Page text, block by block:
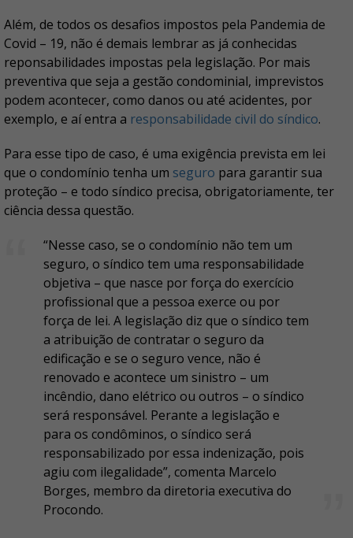
Além, de todos os desafios impostos pela Pandemia de
Covid – 19, não é demais lembrar as já conhecidas
reponsabilidades impostas pela legislação. Por mais
preventiva que seja a gestão condominial, imprevistos
podem acontecer, como danos ou até acidentes, por
exemplo, e aí entra a responsabilidade civil do síndico.
Para esse tipo de caso, é uma exigência prevista em lei
que o condomínio tenha um seguro para garantir sua
proteção – e todo síndico precisa, obrigatoriamente, ter
ciência dessa questão.
“Nesse caso, se o condomínio não tem um
seguro, o síndico tem uma responsabilidade
objetiva – que nasce por força do exercício
profissional que a pessoa exerce ou por
força de lei. A legislação diz que o síndico tem
a atribuição de contratar o seguro da
edificação e se o seguro vence, não é
renovado e acontece um sinistro – um
incêndio, dano elétrico ou outros – o síndico
será responsável. Perante a legislação e
para os condôminos, o síndico será
responsabilizado por essa indenização, pois
agiu com ilegalidade”, comenta Marcelo
Borges, membro da diretoria executiva do
Procondo.